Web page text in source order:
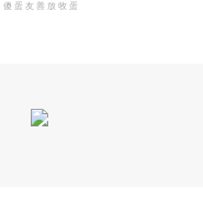
傻蛋友善放牧蛋